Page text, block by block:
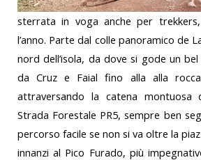
sterrata in voga anche per
l’anno. Parte dal colle panoramico de
nord dell’isola, da dove si gode un
da Cruz e Faial fino alla alla rocca
attraversando la catena montuosa
Strada Forestale PR5, sempre ben
percorso facile se non si va oltre la
innanzi al Pico Furado, più